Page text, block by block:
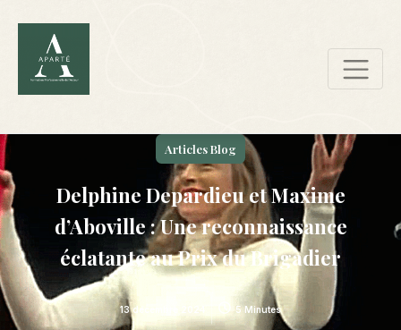
Articles Blog
Delphine Depardieu et Maxime
d’Aboville : Une reconnaissance
éclatante au Prix du Brigadier
13 décembre 2024 5 Minutes